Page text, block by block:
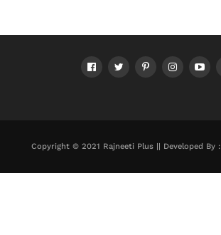
Copyright © 2021 Rajneeti Plus || Developed By :